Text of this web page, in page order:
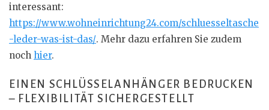
interessant:
https://www.wohneinrichtung24.com/schluesseltasche
-leder-was-ist-das/. Mehr dazu erfahren Sie zudem
noch hier.
EINEN SCHLÜSSELANHÄNGER BEDRUCKEN
– FLEXIBILITÄT SICHERGESTELLT